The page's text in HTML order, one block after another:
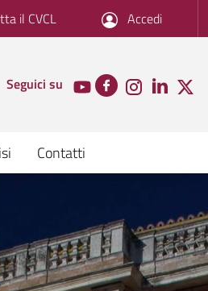
il CVCL Accedi
Seguici su
Contatti